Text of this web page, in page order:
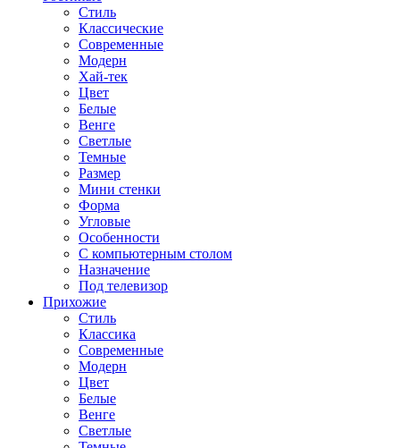
Стиль
Классические
Современные
Модерн
Хай-тек
Цвет
Белые
Венге
Светлые
Темные
Размер
Мини стенки
Форма
Угловые
Особенности
С компьютерным столом
Назначение
Под телевизор
Прихожие
Стиль
Классика
Современные
Модерн
Цвет
Белые
Венге
Светлые